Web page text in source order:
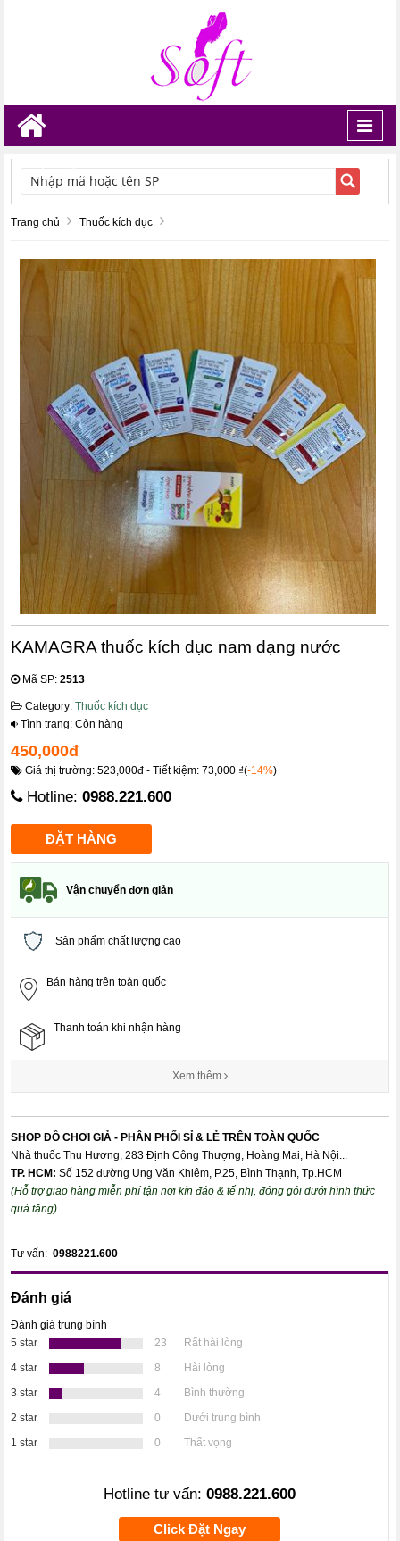
TÌM KIẾM
Trang chủ Thuốc kích dục
KAMAGRA thuốc kích dục nam dạng nước
Mã SP:2513
Category:Thuốc kích dục
Tình trạng: Còn hàng
450,000đ
Giá thị trường: 523,000đ - Tiết kiệm: 73,000 ₫(-14%)
Hotline:0988.221.600
Vận chuyển đơn giản
Sản phẩm chất lượng cao
Bán hàng trên toàn quốc
Thanh toán khi nhận hàng
Xem thêm
SHOP ĐỒ CHƠI GIẢ - PHÂN PHỐI SỈ & LẺ TRÊN TOÀN QUỐC
Nhà thuốc Thu Hương, 283 Định Công Thượng, Hoàng Mai, Hà Nội...
TP. HCM: Số 152 đường Ung Văn Khiêm, P.25, Bình Thạnh, Tp.HCM
(Hỗ trợ giao hàng miễn phí tận nơi kín đáo & tế nhị, đóng gói dưới hình thức
quà tặng)
Tư vấn:0988221.600
Đánh giá
Đánh giá trung bình
5 star
23
Rất hài lòng
4 star
8
Hài lòng
3 star
4
Bình thường
2 star
0
Dưới trung bình
1 star
0 Thất vọng
Hotline tư vấn: 0988.221.600
Click Đặt Ngay